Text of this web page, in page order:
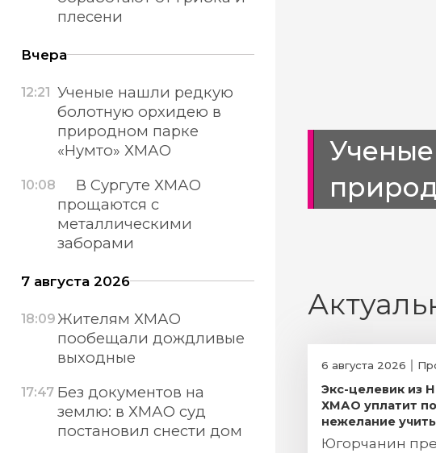
плесени
Вчера
12:21 Ученые нашли редкую
болотную орхидею в
природном парке
«Нумто» ХМАО
10:08
В Сургуте ХМАО
прощаются с
металлическими
заборами
7 августа 2026
18:09Жителям ХМАО
пообещали дождливые
выходные
17:47 Без документов на
землю: в ХМАО суд
постановил снести дом
6 августа 2026
Экс-целевик из
ХМАО уплатит
нежелание
Югорчанин